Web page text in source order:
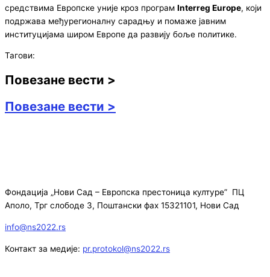
средствима Европске уније кроз програм Interreg Europe, који
подржава међурегионалну сарадњу и помаже јавним
институцијама широм Европе да развију боље политике.
Тагови:
Повезане вести >
Повезане вести >
Фондација „Нови Сад – Европска престоница културе” ПЦ
Аполо, Трг слободе 3, Поштански фах 15321101, Нови Сад
info@ns2022.rs
Контакт за медије: pr.protokol@ns2022.rs